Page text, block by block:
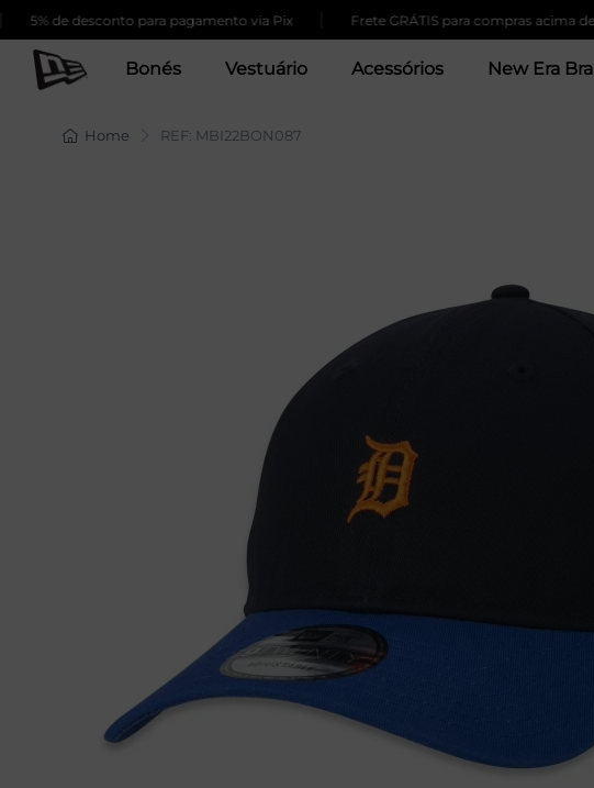
de desconto para pagamento via Pix | Frete GRÁTIS para compras acima de
Bonés Vestuário Acessórios New Era
Home REF: MBI22BON087